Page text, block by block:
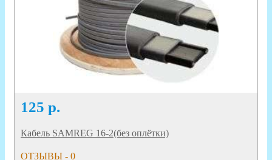
125 р.
Кабель SAMREG 16-2(без оплётки)
ОТЗЫВЫ - 0